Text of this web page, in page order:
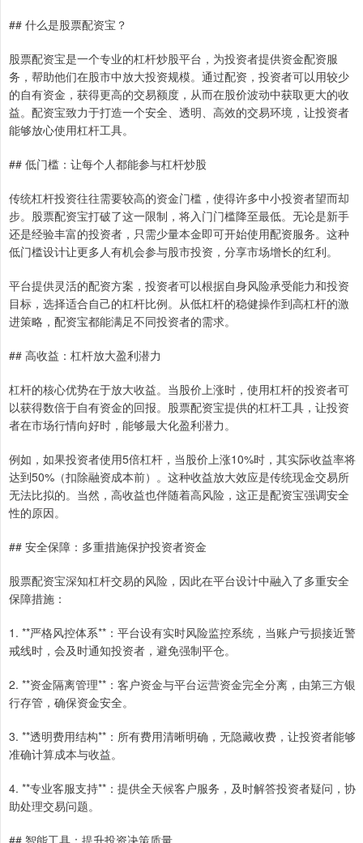
## 什么是股票配资宝？
股票配资宝是一个专业的杠杆炒股平台，为投资者提供资金配资服
务，帮助他们在股市中放大投资规模。通过配资，投资者可以用较少
的自有资金，获得更高的交易额度，从而在股价波动中获取更大的收
益。配资宝致力于打造一个安全、透明、高效的交易环境，让投资者
能够放心使用杠杆工具。
## 低门槛：让每个人都能参与杠杆炒股
传统杠杆投资往往需要较高的资金门槛，使得许多中小投资者望而却
步。股票配资宝打破了这一限制，将入门门槛降至最低。无论是新手
还是经验丰富的投资者，只需少量本金即可开始使用配资服务。这种
低门槛设计让更多人有机会参与股市投资，分享市场增长的红利。
平台提供灵活的配资方案，投资者可以根据自身风险承受能力和投资
目标，选择适合自己的杠杆比例。从低杠杆的稳健操作到高杠杆的激
进策略，配资宝都能满足不同投资者的需求。
## 高收益：杠杆放大盈利潜力
杠杆的核心优势在于放大收益。当股价上涨时，使用杠杆的投资者可
以获得数倍于自有资金的回报。股票配资宝提供的杠杆工具，让投资
者在市场行情向好时，能够最大化盈利潜力。
例如，如果投资者使用5倍杠杆，当股价上涨10%时，其实际收益率将
达到50%（扣除融资成本前）。这种收益放大效应是传统现金交易所
无法比拟的。当然，高收益也伴随着高风险，这正是配资宝强调安全
性的原因。
## 安全保障：多重措施保护投资者资金
股票配资宝深知杠杆交易的风险，因此在平台设计中融入了多重安全
保障措施：
1. **严格风控体系**：平台设有实时风险监控系统，当账户亏损接近警
戒线时，会及时通知投资者，避免强制平仓。
2. **资金隔离管理**：客户资金与平台运营资金完全分离，由第三方银
行存管，确保资金安全。
3. **透明费用结构**：所有费用清晰明确，无隐藏收费，让投资者能够
准确计算成本与收益。
4. **专业客服支持**：提供全天候客户服务，及时解答投资者疑问，协
助处理交易问题。